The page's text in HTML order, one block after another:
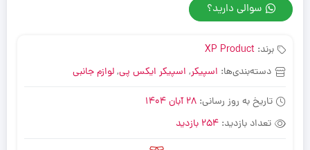
سوالی دارید؟
برند: XP Product
دسته‌بندی‌ها: اسپیکر, اسپیکر ایکس پی,لوازم جانبی
تاریخ به روز رسانی: 28 آبان 1404
تعداد بازدید: 254 بازدید